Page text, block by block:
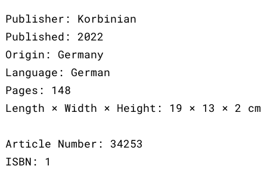
Publisher: Korbinian
Published: 2022
Origin: Germany
Language: German
Pages: 148
Length × Width × Height: 19 × 13 × 2 cm
Article Number: 34253
ISBN: 1